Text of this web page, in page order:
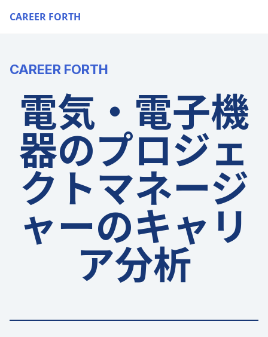
CAREER FORTH
CAREER FORTH
電気・電子機
器のプロジェ
クトマネージ
ャーのキャリ
ア分析